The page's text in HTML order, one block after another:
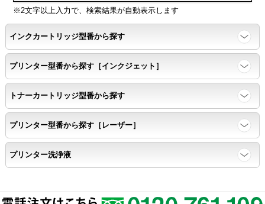
浸透性テスト用のサンプルを印刷する。
任意の色を背景として使用し、
背景と違う色で8号サイズのArialフォントで
鮮明に印刷できること。
速乾性
互換性テストサンプルを5ページ連続印刷する。
※2文字以上入力で、検索結果が自動表示します
インクカートリッジ型番から探す
プリンター型番から探す［インクジェット］
トナーカートリッジ型番から探す
プリンター型番から探す［レーザー］
プリンター洗浄液